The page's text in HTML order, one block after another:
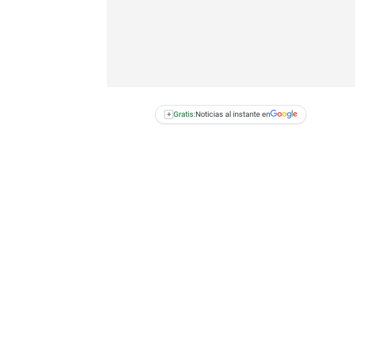
+ Gratis:Noticias al instante en